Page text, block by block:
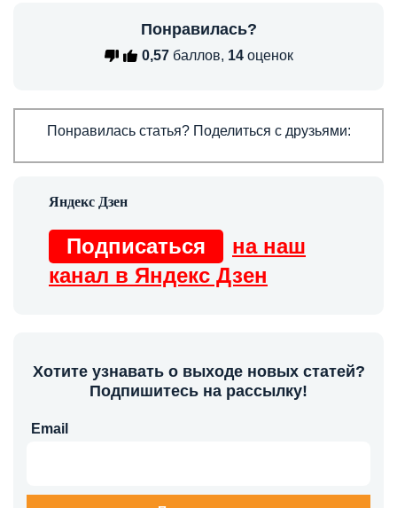
Понравилась?
0,57баллов, 14оценок
Понравилась статья? Поделиться с друзьями:
Подписаться
на наш
канал в Яндекс Дзен
Хотите узнавать о выходе новых статей?
Подпишитесь на рассылку!
Email